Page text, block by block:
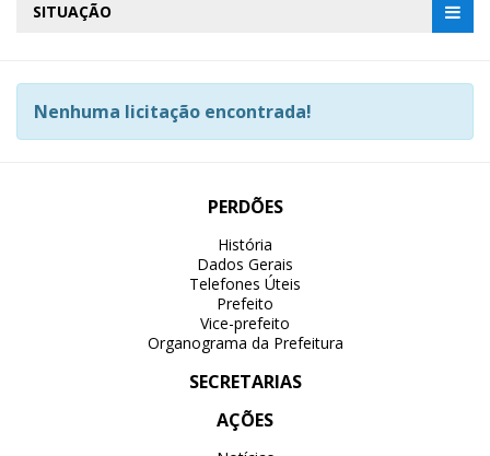
SITUAÇÃO
Nenhuma licitação encontrada!
PERDÕES
História
Dados Gerais
Telefones Úteis
Prefeito
Vice-prefeito
Organograma da Prefeitura
SECRETARIAS
AÇÕES